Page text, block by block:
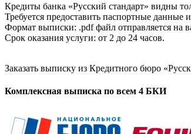
Кредиты банка «Русский стандарт» видны
Требуется предоставить паспортные
Формат выписки: .pdf файл отправляется на
Срок оказания услуги: от 2 до 24 часов.
Заказать выписку из Кредитного бюро
Комплексная выписка по всем 4 БКИ